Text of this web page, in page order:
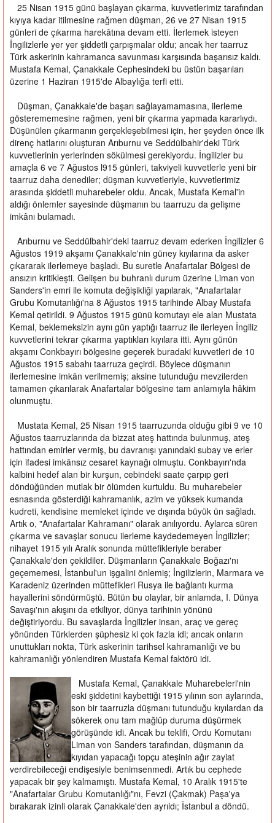
25 Nisan 1915 günü başlayan çıkarma, kuvvetlerimiz tarafından
kıyıya kadar itilmesine rağmen düşman, 26 ve 27 Nisan 1915
günleri de çıkarma harekâtına devam etti. İlerlemek isteyen
İngilizlerle yer yer şiddetli çarpışmalar oldu; ancak her taarruz
Türk askerinin kahramanca savunması karşısında başarısız kaldı.
Mustafa Kemal, Çanakkale Cephesindeki bu üstün başarıları
üzerine 1 Haziran 1915'de Albaylığa terfi etti.
Düşman, Çanakkale'de başarı sağlayamamasına, ilerleme
gösterememesine rağmen, yeni bir çıkarma yapmada kararlıydı.
Düşünülen çıkarmanın gerçekleşebilmesi için, her şeyden önce ilk
direnç hatlarını oluşturan Arıburnu ve Seddülbahir'deki Türk
kuvvetlerinin yerlerinden sökülmesi gerekiyordu. İngilizler bu
amaçla 6 ve 7 Ağustos l915 günleri, takviyeli kuvvetlerle yeni bir
taarruz daha denediler; düşman kuvvetleriyle, kuvvetlerimiz
arasında şiddetli muharebeler oldu. Ancak, Mustafa Kemal'in
aldığı önlemler sayesinde düşmanın bu taarruzu da gelişme
imkânı bulamadı.
Arıburnu ve Seddülbahir'deki taarruz devam ederken İngilizler 6
Ağustos 1919 akşamı Çanakkale'nin güney kıyılarına da asker
çıkararak ilerlemeye başladı. Bu suretle Anafartalar Bölgesi de
ansızın kritikleşti. Gelişen bu buhranlı durum üzerine Liman von
Sanders'in emri ile komuta değişikliği yapılarak, "Anafartalar
Grubu Komutanlığı'na 8 Ağustos 1915 tarihinde Albay Mustafa
Kemal qetirildi. 9 Ağustos 1915 günü komutayı ele alan Mustata
Kemal, beklemeksizin aynı gün yaptığı taarruz ile ilerleyen İngiliz
kuvvetlerini tekrar çıkarma yaptıkları kıyılara itti. Aynı günün
akşamı Conkbayırı bölgesine geçerek buradaki kuvvetleri de 10
Ağustos 1915 sabahı taarruza geçirdi. Böylece düşmanın
ilerlemesine imkân verilmemiş; aksine tutunduğu mevzilerden
tamamen çıkarılarak Anafartalar bölgesine tam anlamıyla hâkim
olunmuştu.
Mustata Kemal, 25 Nisan 1915 taarruzunda olduğu gibi 9 ve 10
Ağustos taarruzlarında da bizzat ateş hattında bulunmuş, ateş
hattından emirler vermiş, bu davranışı yanındaki subay ve erler
için ifadesi imkânsız cesaret kaynağı olmuştu. Conkbayırı'nda
kalbini hedef alan bir kurşun, cebindeki saate çarpıp geri
döndüğünden mutlak bir ölümden kurtuldu. Bu muharebeler
esnasında gösterdiği kahramanlık, azim ve yüksek kumanda
kudreti, kendisine memleket içinde ve dışında büyük ün sağladı.
Artık o, "Anafartalar Kahramanı" olarak anılıyordu. Aylarca süren
çıkarma ve savaşlar sonucu ilerleme kaydedemeyen İngilizler;
nihayet 1915 yılı Aralık sonunda müttefikleriyle beraber
Çanakkale'den çekildiler. Düşmanların Çanakkale Boğazı'nı
geçememesi, İstanbul'un işgalini önlemiş; İngilizlerin, Marmara ve
Karadeniz üzerinden müttefikleri Rusya ile bağlantı kurma
hayallerini söndürmüştü. Bütün bu olaylar, bir anlamda, I. Dünya
Savaşı'nın akışını da etkiliyor, dünya tarihinin yönünü
değiştiriyordu. Bu savaşlarda İngilizler insan, araç ve gereç
yönünden Türklerden şüphesiz ki çok fazla idi; ancak onların
unuttukları nokta, Türk askerinin tarihsel kahramanlığı ve bu
kahramanlığı yönlendiren Mustafa Kemal faktörü idi.
Mustafa Kemal, Çanakkale Muharebeleri'nin
eski şiddetini kaybettiği 1915 yılının son aylarında,
son bir taarruzla düşmanı tutunduğu kıyılardan da
sökerek onu tam mağlûp duruma düşürmek
görüşünde idi. Ancak bu teklifi, Ordu Komutanı
Liman von Sanders tarafından, düşmanın da
kıyıdan yapacağı topçu ateşinin ağır zayiat
verdirebileceği endişesiyle benimsenmedi. Artık bu cephede
yapacak bir şey kalmamıştı. Mustafa Kemal, 10 Aralık 1915'te
"Anafartalar Grubu Komutanlığı"nı, Fevzi (Çakmak) Paşa'ya
bırakarak izinli olarak Çanakkale'den ayrıldı; İstanbul a döndü.